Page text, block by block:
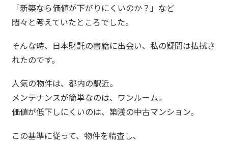
「新築なら価値が下がりにくいのか？」など
悶々と考えていたところでした。
そんな時、日本財託の書籍に出会い、私の疑問は払拭さ
れたのです。
人気の物件は、都内の駅近。
メンテナンスが簡単なのは、ワンルーム。
価値が低下しにくいのは、築浅の中古マンション。
この基準に従って、物件を精査し、